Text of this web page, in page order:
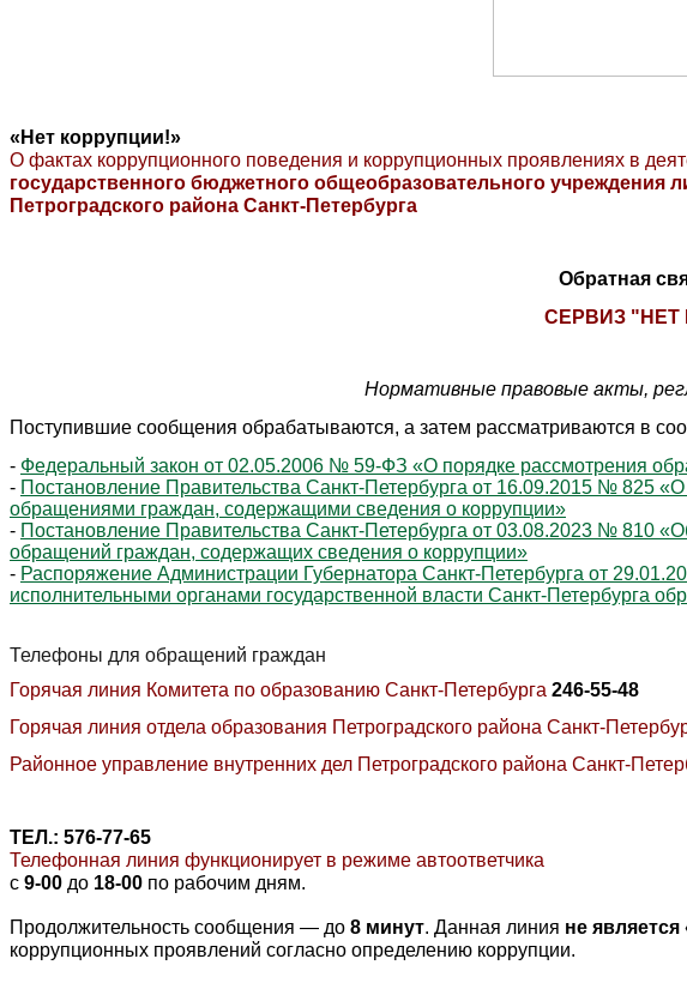
«Нет коррупции!»
О фактах коррупционного поведения и коррупционных проявлениях в
государственного бюджетного общеобразовательного учреждения
Петроградского района Санкт-Петербурга
Обратная
СЕРВИЗ "НЕТ
Нормативные правовые акты,
Поступившие сообщения обрабатываются, а затем рассматриваются в
- Федеральный закон от 02.05.2006 № 59-ФЗ «О порядке рассмотрения
- Постановление Правительства Санкт‑Петербурга от 16.09.2015 № 825
обращениями граждан, содержащими сведения о коррупции»
- Постановление Правительства Санкт‑Петербурга от 03.08.2023 № 810
обращений граждан, содержащих сведения о коррупции»
- Распоряжение Администрации Губернатора Санкт‑Петербурга от
исполнительными органами государственной власти Санкт‑Петербурга
Телефоны для обращений граждан
Горячая линия Комитета по образованию Санкт-Петербурга 246-55-48
Горячая линия отдела образования Петроградского района Санкт-
Районное управление внутренних дел Петроградского района Санкт-
ТЕЛ.: 576-77-65
Телефонная линия функционирует в режиме автоответчика
с 9-00 до 18-00 по рабочим дням.
Продолжительность сообщения — до 8 минут. Данная линия не
коррупционных проявлений согласно определению коррупции.